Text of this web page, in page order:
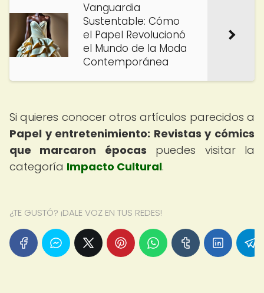
Vanguardia
Sustentable: Cómo
el Papel Revolucionó
el Mundo de la Moda
Contemporánea
Si quieres conocer otros artículos parecidos a
Papel y entretenimiento: Revistas y cómics
que marcaron épocas puedes visitar la
categoría Impacto Cultural.
¿TE GUSTÓ? ¡DALE VOZ EN TUS REDES!